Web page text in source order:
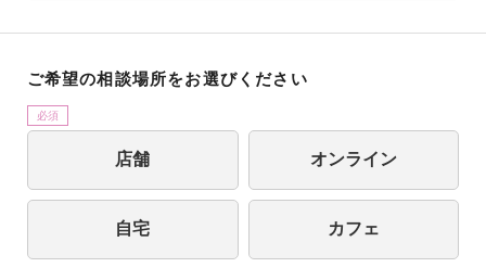
ご希望の相談場所をお選びください
必須
店舗 オンライン
自宅 カフェ